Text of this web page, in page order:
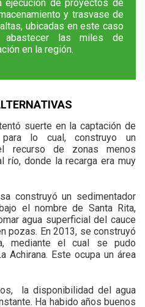
de proyectos de
y trasvase de
ubicadas en este caso
abastecer las miles de
en la región.
suerte en la captación de
lo cual, construyo un
recurso de zonas menos
río, donde la recarga era muy
construyó un sedimentador
el nombre de Santa Rita,
agua superficial del cauce
pozas. En 2013, se construyó
mediante el cual se pudo
Achirana. Este ocupa un área
la disponibilidad del agua
Ha habido años buenos